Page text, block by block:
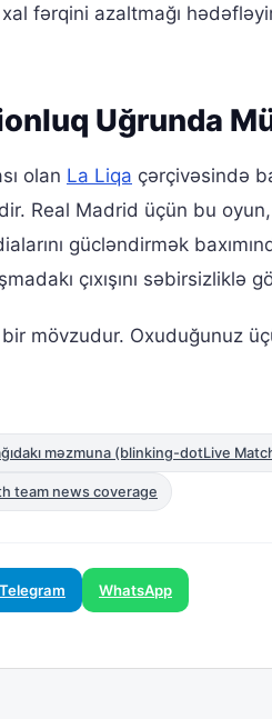
fərqini azaltmağı
Uğrunda
olan La Liqa çərçivəsində
Real Madrid üçün bu
gücləndirmək
çıxışını səbirsizliklə
mövzudur. Oxuduğunuz
məzmuna (blinking-dotLive
team news coverage
Telegram WhatsApp